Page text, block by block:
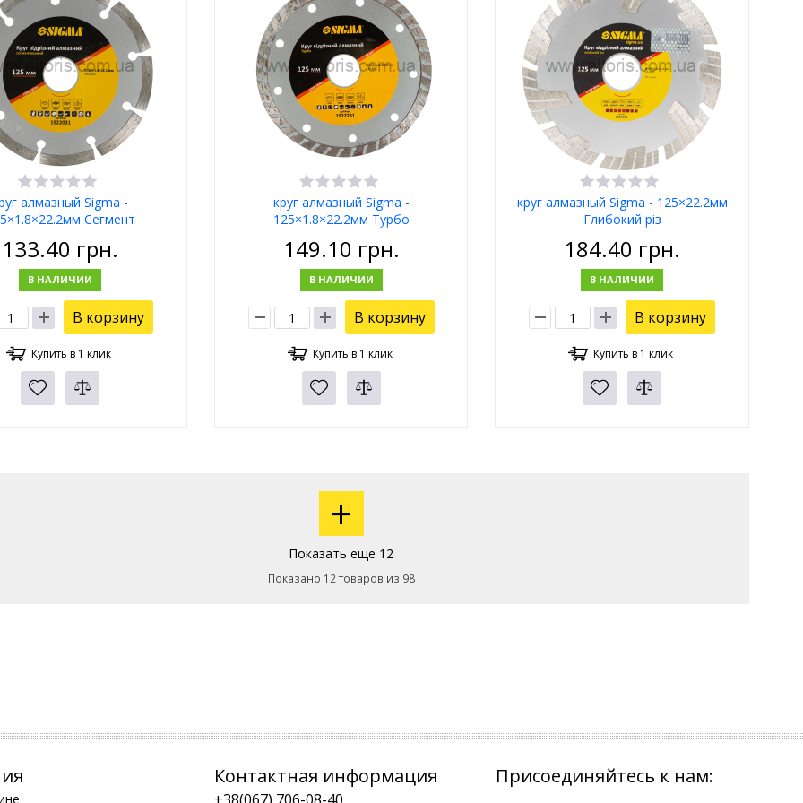
алмазный Sigma -
Сегмент
133.40 грн.
В НАЛИЧИИ
В корзину
Купить в 1 клик
круг алмазный Sigma -
125×1.8×22.2мм Турбо
149.10 грн.
В НАЛИЧИИ
В корзину
Купить в 1 клик
круг алмазный Sigma - 125×22.2мм
Глибокий різ
184.40 грн.
В НАЛИЧИИ
В корзину
Купить в 1 клик
+
Показать еще 12
Показано 12 товаров из 98
Контактная информация Присоединяйтесь к нам: